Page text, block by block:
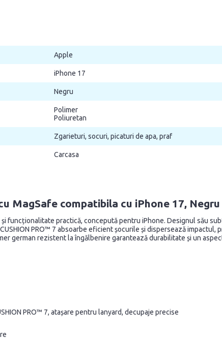
Apple
iPhone 17
Negru
Polimer
Poliuretan
Zgarieturi, socuri, picaturi de apa, praf
Carcasa
MagSafe compatibila cu iPhone 17, Negru
funcționalitate practică, concepută pentru iPhone. Designul său
PRO™ 7 absoarbe eficient șocurile și dispersează
german rezistent la îngălbenire garantează durabilitate și un
PRO™ 7, atașare pentru lanyard, decupaje precise